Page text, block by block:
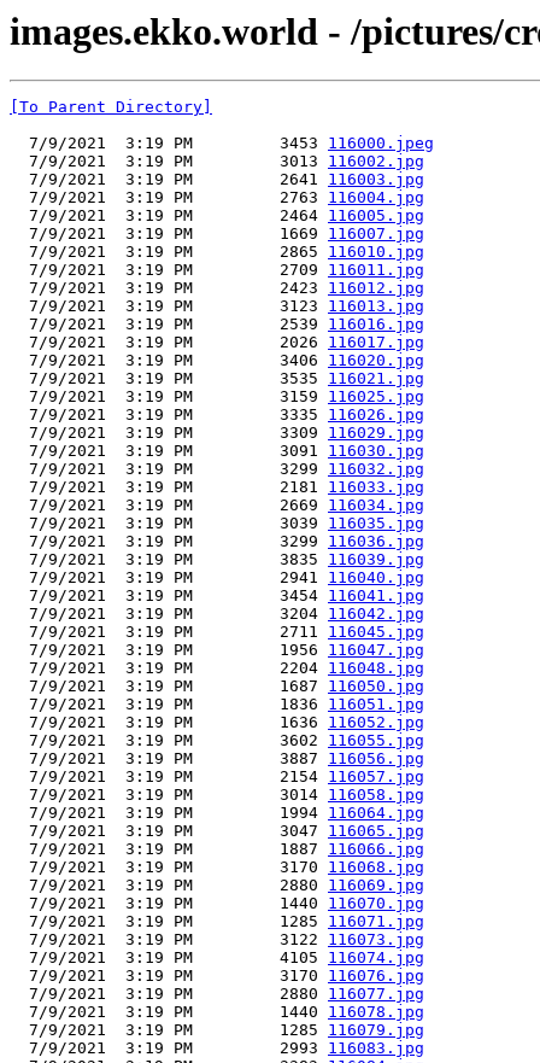
images.ekko.world - /pictures/
[To Parent Directory]
  7/9/2021  3:19 PM         3453
116000.jpeg
  7/9/2021  3:19 PM         3013
116002.jpg
  7/9/2021  3:19 PM         2641
116003.jpg
  7/9/2021  3:19 PM         2763
116004.jpg
  7/9/2021  3:19 PM         2464
116005.jpg
  7/9/2021  3:19 PM         1669
116007.jpg
  7/9/2021  3:19 PM         2865
116010.jpg
  7/9/2021  3:19 PM         2709
116011.jpg
  7/9/2021  3:19 PM         2423
116012.jpg
  7/9/2021  3:19 PM         3123
116013.jpg
  7/9/2021  3:19 PM         2539
116016.jpg
  7/9/2021  3:19 PM         2026
116017.jpg
  7/9/2021  3:19 PM         3406
116020.jpg
  7/9/2021  3:19 PM         3535
116021.jpg
  7/9/2021  3:19 PM         3159
116025.jpg
  7/9/2021  3:19 PM         3335
116026.jpg
  7/9/2021  3:19 PM         3309
116029.jpg
  7/9/2021  3:19 PM         3091
116030.jpg
  7/9/2021  3:19 PM         3299
116032.jpg
  7/9/2021  3:19 PM         2181
116033.jpg
  7/9/2021  3:19 PM         2669
116034.jpg
  7/9/2021  3:19 PM         3039
116035.jpg
  7/9/2021  3:19 PM         3299
116036.jpg
  7/9/2021  3:19 PM         3835
116039.jpg
  7/9/2021  3:19 PM         2941
116040.jpg
  7/9/2021  3:19 PM         3454
116041.jpg
  7/9/2021  3:19 PM         3204
116042.jpg
  7/9/2021  3:19 PM         2711
116045.jpg
  7/9/2021  3:19 PM         1956
116047.jpg
  7/9/2021  3:19 PM         2204
116048.jpg
  7/9/2021  3:19 PM         1687
116050.jpg
  7/9/2021  3:19 PM         1836
116051.jpg
  7/9/2021  3:19 PM         1636
116052.jpg
  7/9/2021  3:19 PM         3602
116055.jpg
  7/9/2021  3:19 PM         3887
116056.jpg
  7/9/2021  3:19 PM         2154
116057.jpg
  7/9/2021  3:19 PM         3014
116058.jpg
  7/9/2021  3:19 PM         1994
116064.jpg
  7/9/2021  3:19 PM         3047
116065.jpg
  7/9/2021  3:19 PM         1887
116066.jpg
  7/9/2021  3:19 PM         3170
116068.jpg
  7/9/2021  3:19 PM         2880
116069.jpg
  7/9/2021  3:19 PM         1440
116070.jpg
  7/9/2021  3:19 PM         1285
116071.jpg
  7/9/2021  3:19 PM         3122
116073.jpg
  7/9/2021  3:19 PM         4105
116074.jpg
  7/9/2021  3:19 PM         3170
116076.jpg
  7/9/2021  3:19 PM         2880
116077.jpg
  7/9/2021  3:19 PM         1440
116078.jpg
  7/9/2021  3:19 PM         1285
116079.jpg
  7/9/2021  3:19 PM         2993
116083.jpg